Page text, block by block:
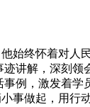
终怀着对
讲解，深刻领
，激发着
事做起，用